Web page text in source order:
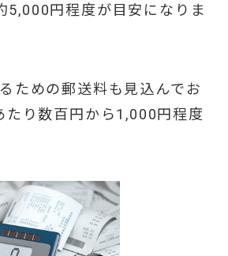
5,000円程度が目安になりま
ための郵送料も見込んでお
たり数百円から1,000円程度